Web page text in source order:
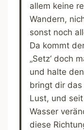
allem keine
Wandern,
sonst noch
Da kommt
„Setz‘ doch
und halte
bringt dir das
Lust, und
Wasser
diese